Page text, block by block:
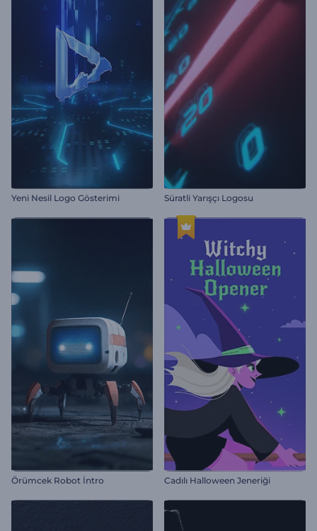
Yeni Nesil Logo Gösterimi Süratli Yarışçı Logosu
Örümcek Robot İntro Cadılı Halloween Jeneriği